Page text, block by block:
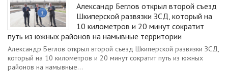
Александр Беглов открыл второй съезд
Шкиперской развязки ЗСД, который на
10 километров и 20 минут сократит
путь из южных районов на намывные территории
Александр Беглов открыл второй съезд Шкиперской развязки ЗСД,
который на 10 километров и 20 минут сократит путь из южных
районов на намывные...